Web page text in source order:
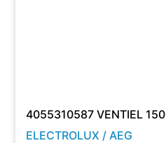
4055310587 VENTIEL 150
ELECTROLUX / AEG